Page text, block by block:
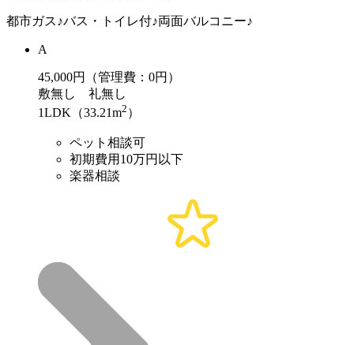
都市ガス♪バス・トイレ付♪両面バルコニー♪
A
45,000円（管理費：0円）
敷無し 礼無し
1LDK（33.21m2 ）
ペット相談可
初期費用10万円以下
楽器相談